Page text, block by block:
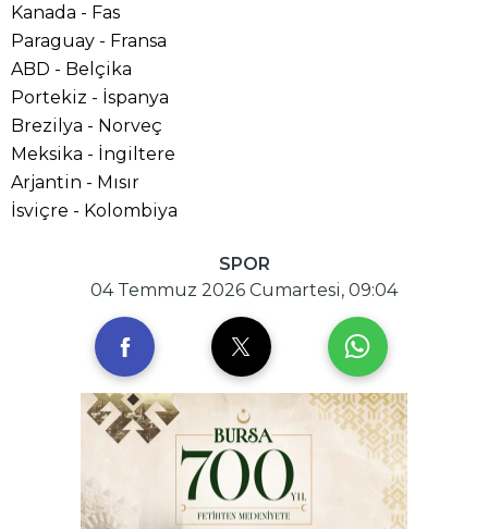
Kanada - Fas
Paraguay - Fransa
ABD - Belçika
Portekiz - İspanya
Brezilya - Norveç
Meksika - İngiltere
Arjantin - Mısır
İsviçre - Kolombiya
SPOR
04 Temmuz 2026 Cumartesi, 09:04